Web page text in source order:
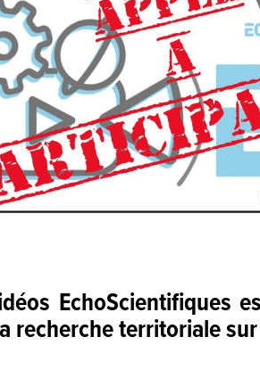
EchoScientifiques
recherche territoriale sur